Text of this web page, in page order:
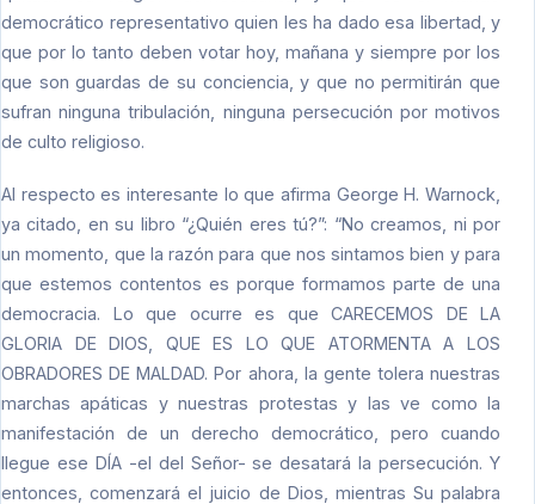
democrático representativo quien les ha dado esa libertad, y
que por lo tanto deben votar hoy, mañana y siempre por los
que son guardas de su conciencia, y que no permitirán que
sufran ninguna tribulación, ninguna persecución por motivos
de culto religioso.
Al respecto es interesante lo que afirma George H. Warnock,
ya citado, en su libro “¿Quién eres tú?”: “No creamos, ni por
un momento, que la razón para que nos sintamos bien y para
que estemos contentos es porque formamos parte de una
democracia. Lo que ocurre es que CARECEMOS DE LA
GLORIA DE DIOS, QUE ES LO QUE ATORMENTA A LOS
OBRADORES DE MALDAD. Por ahora, la gente tolera nuestras
marchas apáticas y nuestras protestas y las ve como la
manifestación de un derecho democrático, pero cuando
llegue ese DÍA -el del Señor- se desatará la persecución. Y
entonces, comenzará el juicio de Dios, mientras Su palabra